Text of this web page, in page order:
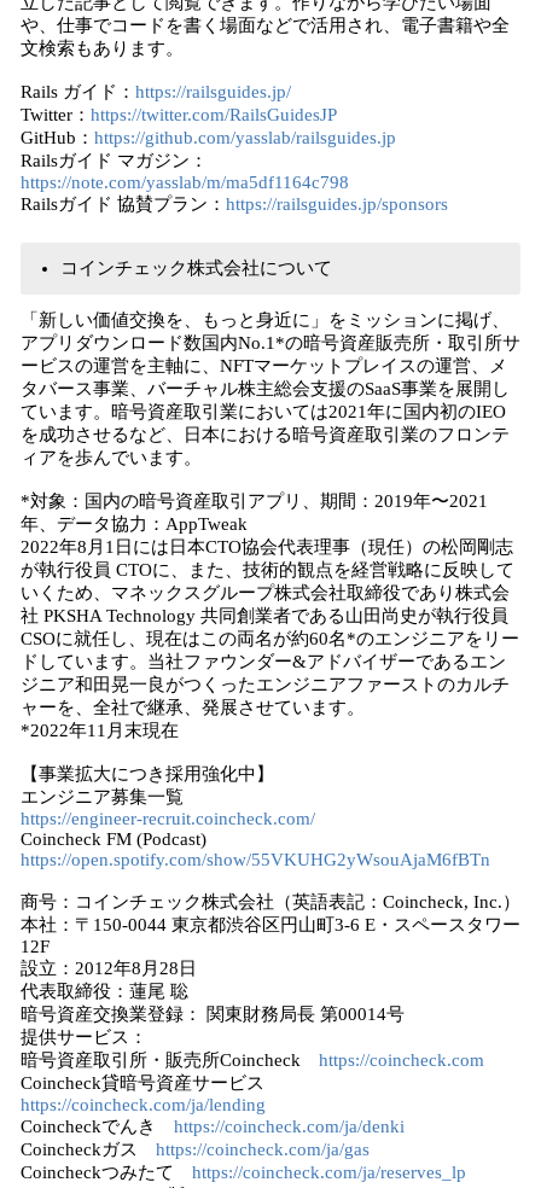
や、仕事でコードを書く場面などで活用され、電子書籍や全
文検索もあります。
Rails ガイド： https://railsguides.jp/
Twitter： https://twitter.com/RailsGuidesJP
GitHub： https://github.com/yasslab/railsguides.jp
Railsガイド マガジン：
https://note.com/yasslab/m/ma5df1164c798
Railsガイド 協賛プラン： https://railsguides.jp/sponsors
コインチェック株式会社について
「新しい価値交換を、もっと身近に」をミッションに掲げ、
アプリダウンロード数国内No.1*の暗号資産販売所・取引所サ
ービスの運営を主軸に、NFTマーケットプレイスの運営、メ
タバース事業、バーチャル株主総会支援のSaaS事業を展開し
ています。暗号資産取引業においては2021年に国内初のIEO
を成功させるなど、日本における暗号資産取引業のフロンテ
ィアを歩んでいます。
*対象：国内の暗号資産取引アプリ、期間：2019年〜2021
年、データ協力：AppTweak
2022年8月1日には日本CTO協会代表理事（現任）の松岡剛志
が執行役員 CTOに、また、技術的観点を経営戦略に反映して
いくため​​、マネックスグループ株式会社取締役であり株式会
社 PKSHA Technology 共同創業者である山田尚史が執行役員
CSOに就任し、現在はこの両名が約60名*のエンジニアをリー
ドしています。当社ファウンダー&アドバイザーであるエン
ジニア和田晃一良がつくったエンジニアファーストのカルチ
ャーを、全社で継承、発展させています。
*2022年11月末現在
【事業拡大につき採用強化中】
エンジニア募集一覧
https://engineer-recruit.coincheck.com/
Coincheck FM (Podcast)
https://open.spotify.com/show/55VKUHG2yWsouAjaM6fBTn
商号：コインチェック株式会社（英語表記：Coincheck, Inc.）
本社：〒150-0044 東京都渋谷区円山町3-6 E・スペースタワー
12F
設立：2012年8月28日
代表取締役：蓮尾 聡
暗号資産交換業登録： 関東財務局長 第00014号
提供サービス：
暗号資産取引所・販売所Coincheck https://coincheck.com
Coincheck貸暗号資産サービス
https://coincheck.com/ja/lending
Coincheckでんき https://coincheck.com/ja/denki
Coincheckガス https://coincheck.com/ja/gas
Coincheckつみたて https://coincheck.com/ja/reserves_lp